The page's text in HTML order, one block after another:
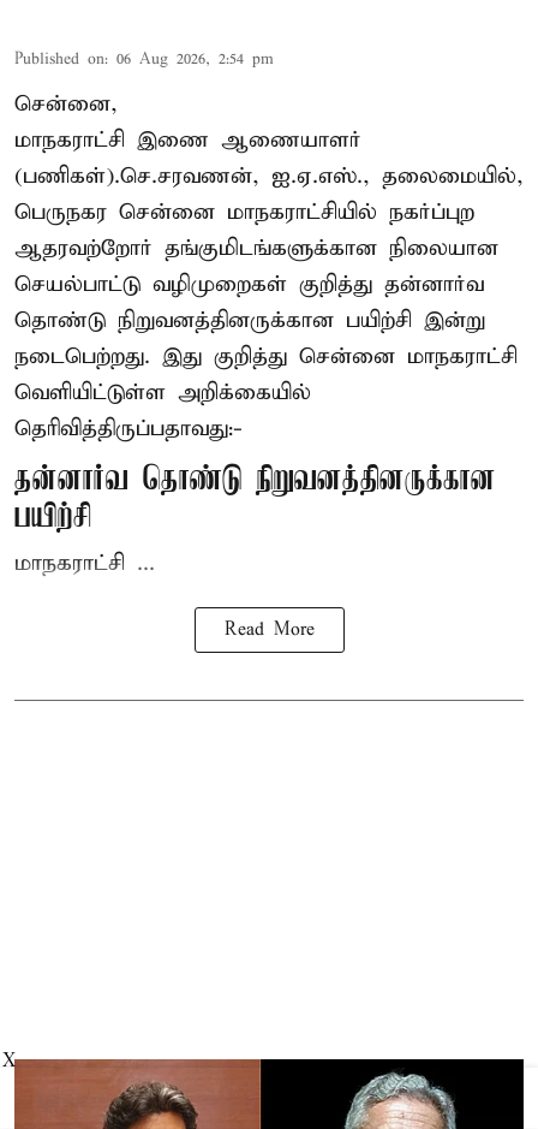
Published on: 06 Aug 2026, 2:54 pm
சென்னை,
மாநகராட்சி இணை ஆணையாளர்
(பணிகள்).செ.சரவணன், ஐ.ஏ.எஸ்., தலைமையில்,
பெருநகர சென்னை மாநகராட்சியில் நகர்ப்புற
ஆதரவற்றோர் தங்குமிடங்களுக்கான நிலையான
செயல்பாட்டு வழிமுறைகள் குறித்து தன்னார்வ
தொண்டு நிறுவனத்தினருக்கான பயிற்சி இன்று
நடைபெற்றது. இது குறித்து சென்னை மாநகராட்சி
வெளியிட்டுள்ள அறிக்கையில்
தெரிவித்திருப்பதாவது:-
தன்னார்வ தொண்டு நிறுவனத்தினருக்கான
பயிற்சி
மாநகராட்சி ...
Read More
X